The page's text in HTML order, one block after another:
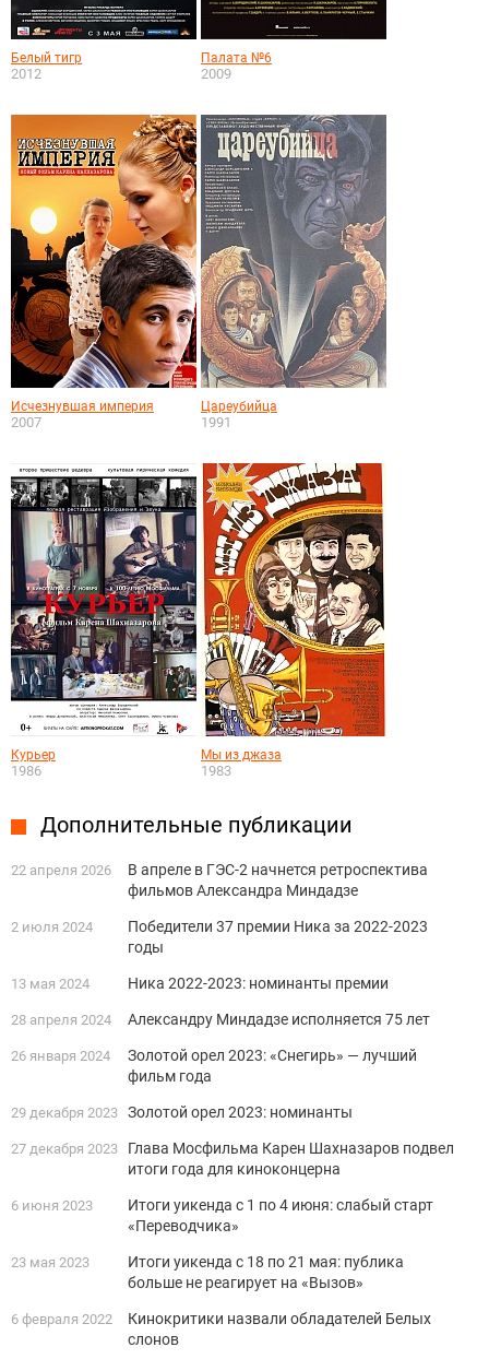
Белый тигр
2012
Палата №6
2009
Исчезнувшая империя
2007
Цареубийца
1991
Курьер
1986
Мы из джаза
1983
Дополнительные публикации
22 апреля 2026
В апреле в ГЭС-2 начнется ретроспектива
фильмов Александра Миндадзе
2 июля 2024
Победители 37 премии Ника за 2022-2023
годы
13 мая 2024 Ника 2022-2023: номинанты премии
28 апреля 2024 Александру Миндадзе исполняется 75 лет
26 января 2024
Золотой орел 2023: «Снегирь» — лучший
фильм года
29 декабря 2023 Золотой орел 2023: номинанты
27 декабря 2023
Глава Мосфильма Карен Шахназаров подвел
итоги года для киноконцерна
6 июня 2023
Итоги уикенда с 1 по 4 июня: слабый старт
«Переводчика»
23 мая 2023
Итоги уикенда с 18 по 21 мая: публика
больше не реагирует на «Вызов»
6 февраля 2022
Кинокритики назвали обладателей Белых
слонов